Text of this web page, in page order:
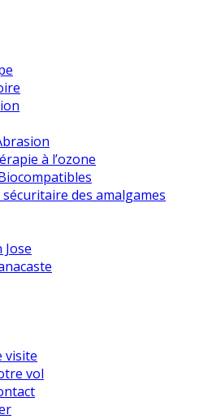
à l’ozone
des amalgames
Jose
visite
vol